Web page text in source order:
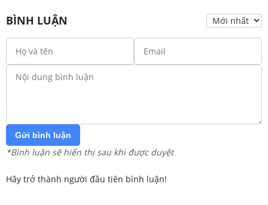
BÌNH LUẬN
Gửi bình luận
*Bình luận sẽ hiển thị sau khi được duyệt
Hãy trở thành người đầu tiên bình luận!